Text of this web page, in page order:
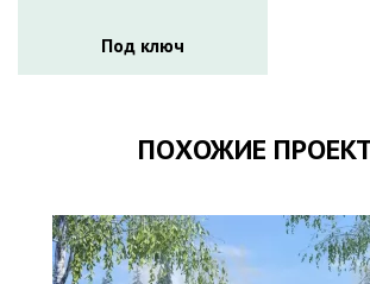
Под ключ
ПОХОЖИЕ